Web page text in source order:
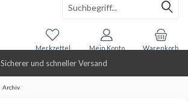
Sicherer und schneller Versand
Warenkorb
Merkzettel Mein Konto
Archiv